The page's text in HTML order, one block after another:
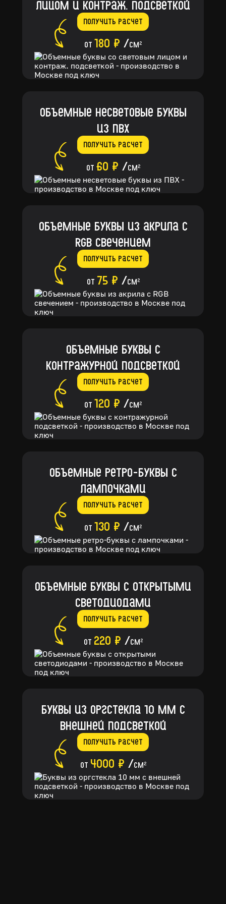
лицом и контраж. подсветкой
Получить расчет
от 180 ₽ /см 2
Объемные несветовые буквы
из ПВХ
Получить расчет
от 60 ₽ /см 2
Объемные буквы из акрила с
RGB свечением
Получить расчет
от 75 ₽ /см 2
Объемные буквы с
контражурной подсветкой
Получить расчет
от 120 ₽ /см 2
Объемные ретро-буквы с
лампочками
Получить расчет
от 130 ₽ /см 2
Объемные буквы с открытыми
светодиодами
Получить расчет
от 220 ₽ /см 2
Буквы из оргстекла 10 мм с
внешней подсветкой
Получить расчет
от 4000 ₽ /см 2